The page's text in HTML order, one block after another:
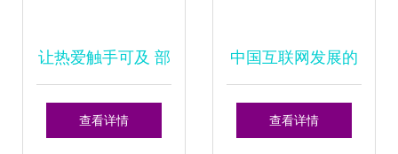
让热爱触手可及 部
落窝教育深耕互联
查看详情
中国互联网发展的
十大趋势与特点
查看详情